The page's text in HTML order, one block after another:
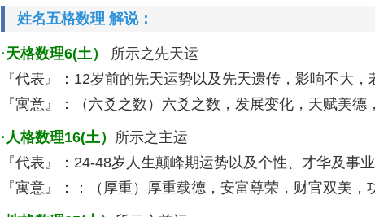
姓名五格数理 解说：
·天格数理6(土）
所示之先天运
『代表』：12岁前的先天运势以及先天遗传，影响不大
『寓意』：（六爻之数）六爻之数，发展变化，天赋美德
·人格数理16(土） 所示之主运
『代表』：24-48岁人生颠峰期运势以及个性、才华及事
『寓意』：：（厚重）厚重载德，安富尊荣，财官双美，